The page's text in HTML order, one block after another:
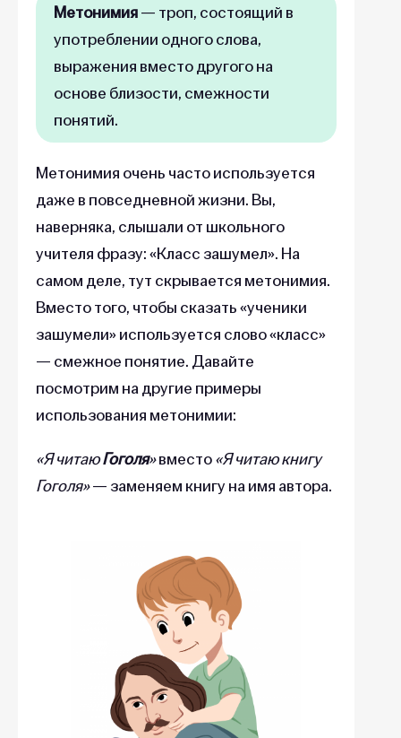
Метонимия— троп, состоящий в
употреблении одного слова,
выражения вместо другого на
основе близости, смежности
понятий.
Метонимия очень часто используется
даже в повседневной жизни. Вы,
наверняка, слышали от школьного
учителя фразу: «Класс зашумел». На
самом деле, тут скрывается метонимия.
Вместо того, чтобы сказать «ученики
зашумели» используется слово «класс»
— смежное понятие. Давайте
посмотрим на другие примеры
использования метонимии:
«Я читаюГоголя»вместо«Я читаю книгу
Гоголя»— заменяем книгу на имя автора.